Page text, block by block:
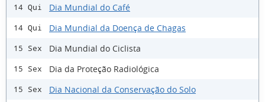
14 Qui Dia Mundial do Café
14 Qui Dia Mundial da Doença de Chagas
15 Sex Dia Mundial do Ciclista
15 Sex Dia da Proteção Radiológica
15 Sex Dia Nacional da Conservação do Solo